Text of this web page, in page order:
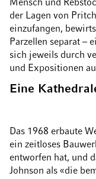
Mensch und
der Lagen von
einzufangen,
Parzellen separat –
sich jeweils durch
und Expositionen
Eine
Das 1968 erbaute
ein zeitloses
entworfen hat, und
Johnson als «die